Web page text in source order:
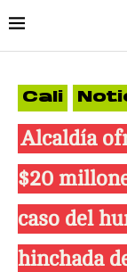
Cali
Alcaldía
$20
caso del
hinchada